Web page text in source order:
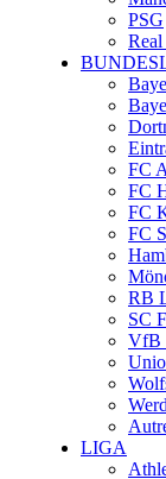
PSG
FC
FC
FC
FC
RB
SC
VfB
LIGA